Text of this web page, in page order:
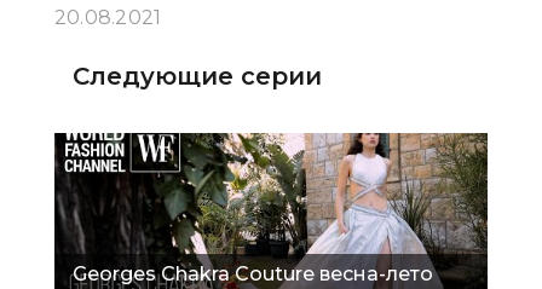
20.08.2021
Следующие серии
Georges Chakra Couture весна-лето